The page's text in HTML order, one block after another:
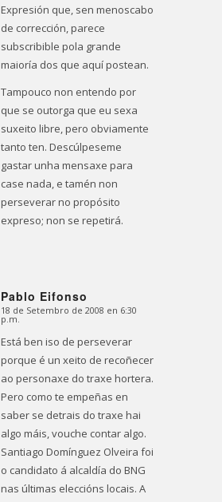
Expresión que, sen menoscabo
de corrección, parece
subscribible pola grande
maioría dos que aquípostean.
Tampouco non entendo por
que se outorga que eu sexa
suxeito libre, pero obviamente
tanto ten. Descúlpeseme
gastar unha mensaxe para
case nada, e tamén non
perseverar no propósito
expreso; non se repetirá.
Pablo Eifonso
Dice:
18 de Setembro de 2008 en 6:30
p.m.
Está ben iso de perseverar
porque é un xeito de recoñecer
ao personaxe do traxe hortera.
Pero como te empeñas en
saber se detrais do traxe hai
algo máis, vouche contar algo.
Santiago Domínguez Olveira foi
o candidato á alcaldía do BNG
nas últimas eleccións locais. A